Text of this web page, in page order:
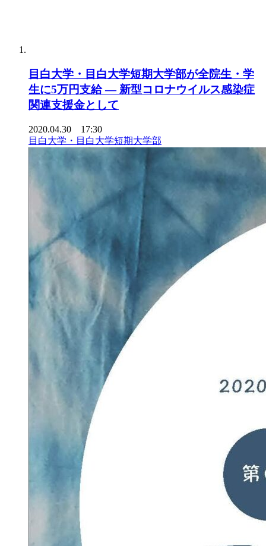
目白大学・目白大学短期大学部が全院生・学
生に5万円支給 — 新型コロナウイルス感染症
関連支援金として
2020.04.30 17:30
目白大学・目白大学短期大学部